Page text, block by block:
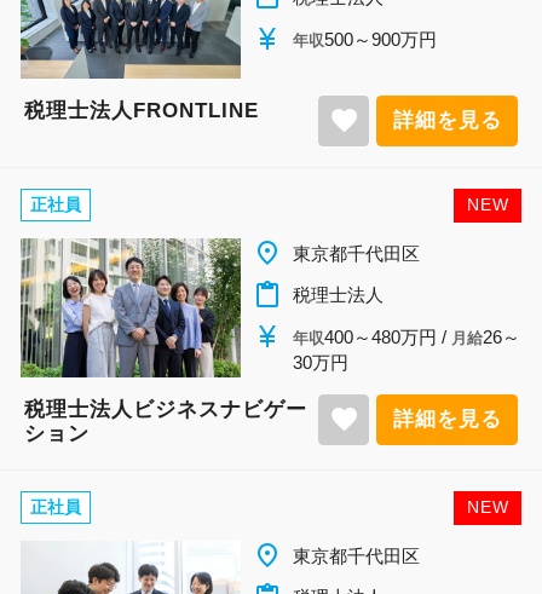
currency_yen 年収500～900万円
税理士法人FRONTLINE favorite 詳細を見る
NEW
正社員
place 東京都千代田区
content_paste 税理士法人
currency_yen 年収400～480万円 / 月給26～
30万円
税理士法人ビジネスナビゲー
ション
favorite 詳細を見る
NEW
正社員
place 東京都千代田区